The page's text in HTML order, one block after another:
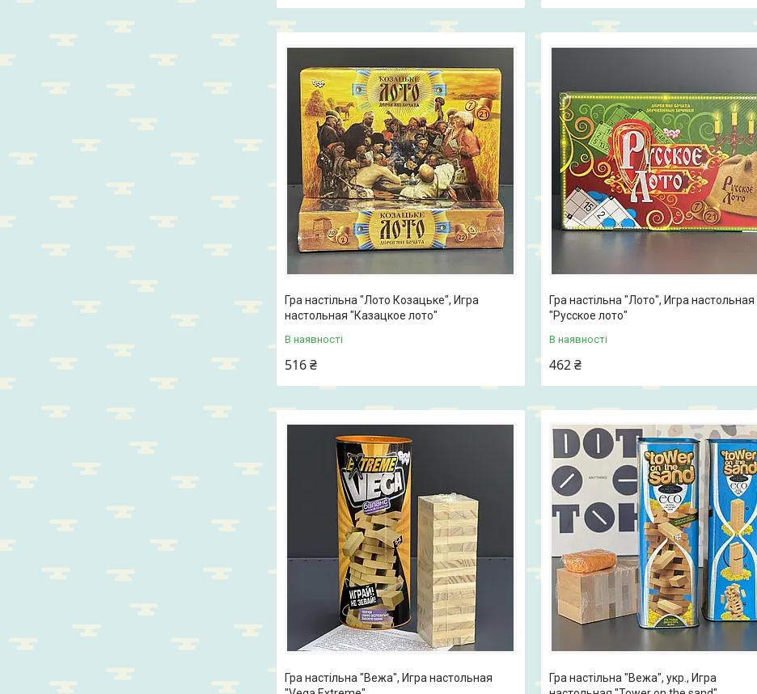
Гра настільна "Лото Козацьке", Игра
настольная "Казацкое лото"
В наявності
516 ₴
Гра настільна "Лото", Игра настольная
"Русское лото"
В наявності
462 ₴
Гра настільна "Вежа", Игра настольная
Гра настільна "Вежа", укр., Игра